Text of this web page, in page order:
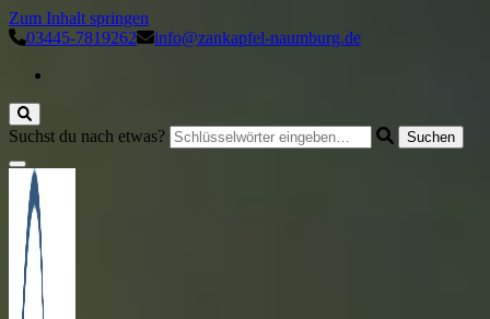
Zum Inhalt springen
03445-7819262
info@zankapfel-naumburg.de
Suchst du nach etwas?